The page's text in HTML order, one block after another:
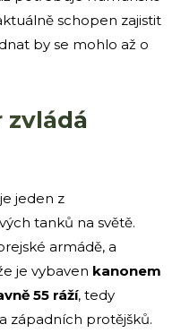
schopen zajistit
by se mohlo až o
zvládá
jeden z
tanků na světě.
armádě, a
je vybaven kanonem
55 ráží, tedy
západních protějšků.